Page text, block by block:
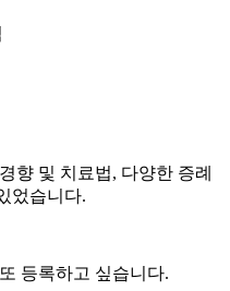
향 및 치료법, 다양한 증례
었습니다.
등록하고 싶습니다.